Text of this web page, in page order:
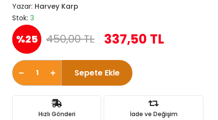
Yazar: Harvey Karp
Stok: 3
%25 450,00 TL 337,50 TL
Sepete Ekle
Hızlı Gönderi İade ve Değişim